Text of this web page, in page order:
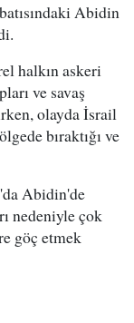
Abidin
halkın askeri
ve savaş
olayda İsrail
bıraktığı ve
Abidin'de
nedeniyle çok
göç etmek